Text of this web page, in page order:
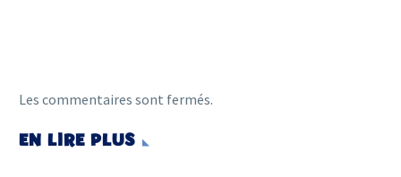
Les commentaires sont fermés.
EN LIRE PLUS